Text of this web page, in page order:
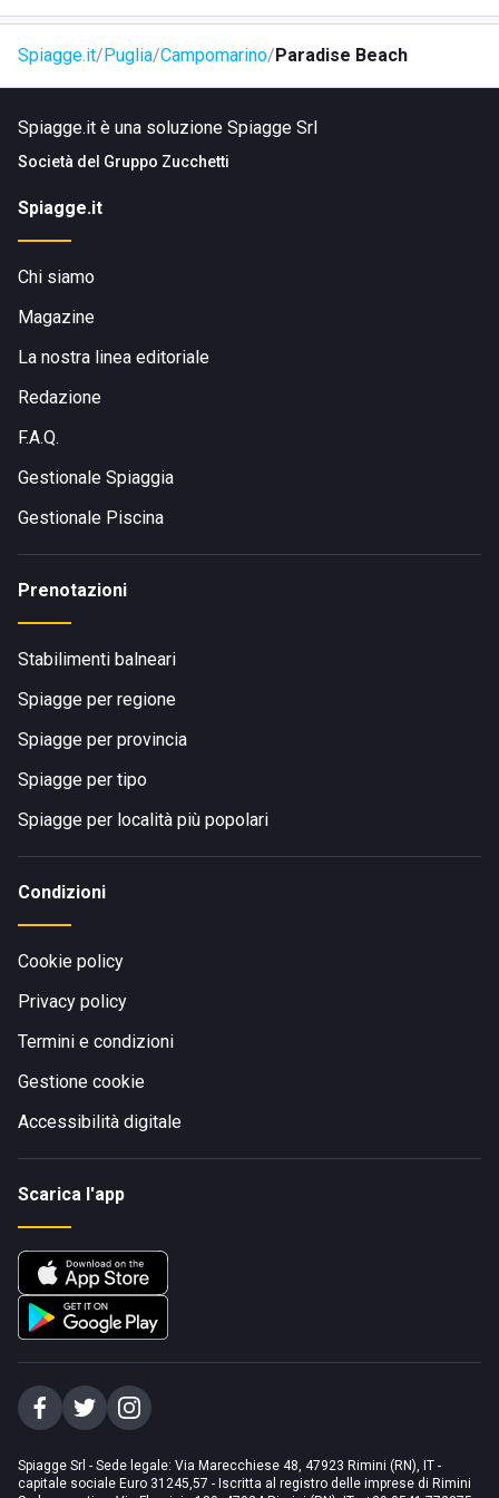
Spiagge.it Puglia Campomarino Paradise Beach
Spiagge.it è una soluzione Spiagge Srl
Società del Gruppo Zucchetti
Spiagge.it
Chi siamo
Magazine
La nostra linea editoriale
Redazione
F.A.Q.
Gestionale Spiaggia
Gestionale Piscina
Prenotazioni
Stabilimenti balneari
Spiagge per regione
Spiagge per provincia
Spiagge per tipo
Spiagge per località più popolari
Condizioni
Cookie policy
Privacy policy
Termini e condizioni
Gestione cookie
Accessibilità digitale
Scarica l'app
Spiagge Srl - Sede legale: Via Marecchiese 48, 47923 Rimini (RN), IT -
capitale sociale Euro 31245,57 - Iscritta al registro delle imprese di Rimini